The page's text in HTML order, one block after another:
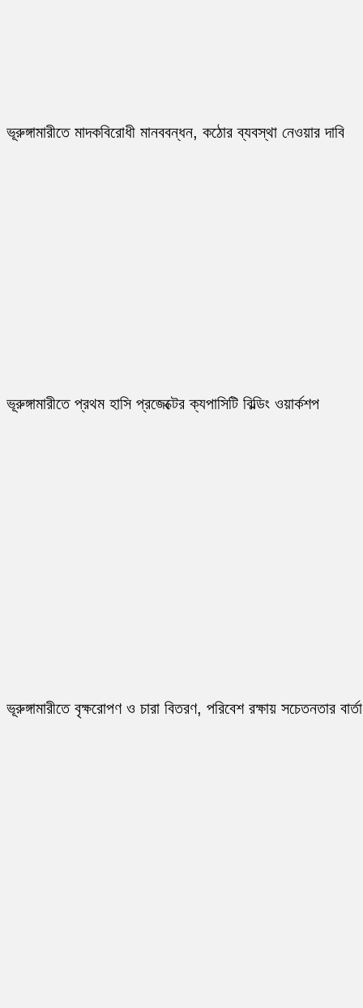
ভূরুঙ্গামারীতে মাদকবিরোধী মানববন্ধন, কঠোর ব্যবস্থা নেওয়ার দাবি
ভূরুঙ্গামারীতে প্রথম হাসি প্রজেক্টের ক্যপাসিটি বিল্ডিং ওয়ার্কশপ
ভূরুঙ্গামারীতে বৃক্ষরোপণ ও চারা বিতরণ, পরিবেশ রক্ষায় সচেতনতার বার্তা